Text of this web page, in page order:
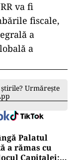
va fi
fiscale,
a
a
Urmărește
Palatul
a rămas cu
Capitalei: